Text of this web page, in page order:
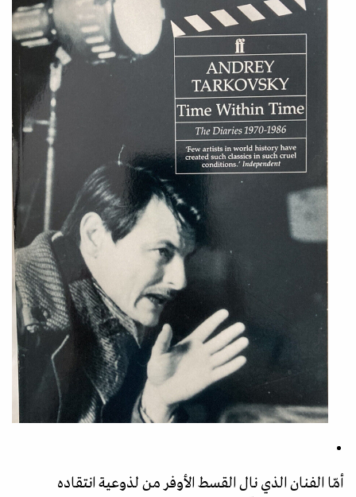
أمّا الفنان الذي نال القسط الأوفر من لذوعية انتقاده